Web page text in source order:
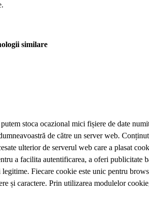
similare
stoca ocazional mici fișiere de date
de către un server web.
ulterior de serverul web care a plasat
a facilita autentificarea, a oferi publicitate
Fiecare cookie este unic pentru
și caractere. Prin utilizarea modulelor